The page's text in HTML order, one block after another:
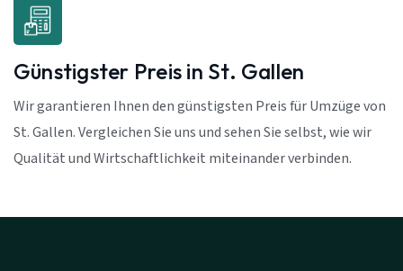
Günstigster Preis in St. Gallen
Wir garantieren Ihnen den günstigsten Preis für Umzüge von
St. Gallen. Vergleichen Sie uns und sehen Sie selbst, wie wir
Qualität und Wirtschaftlichkeit miteinander verbinden.